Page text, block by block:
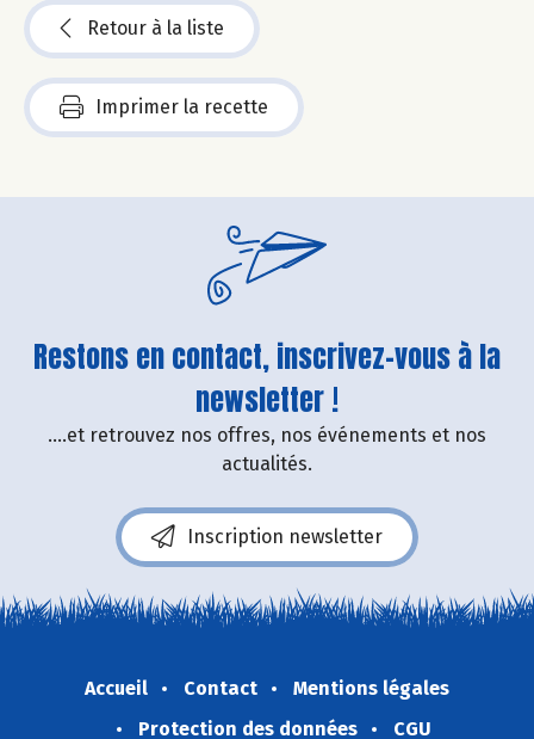
Retour à la liste
Imprimer la recette
Restons en contact, inscrivez-vous à la
newsletter !
....et retrouvez nos offres, nos événements et nos
actualités.
Inscription newsletter
Accueil Contact
Mentions légales
Protection des données
CGU